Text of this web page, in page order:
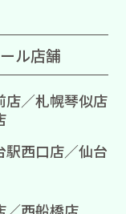
ル店舗
店／札幌琴似店
駅西口店／仙台